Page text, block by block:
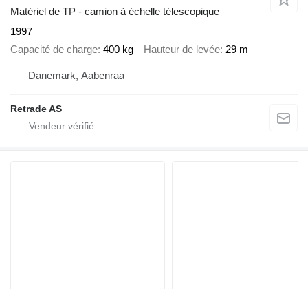
Matériel de TP - camion à échelle télescopique
1997
Capacité de charge 400 kg Hauteur de levée 29 m
Danemark, Aabenraa
Retrade AS